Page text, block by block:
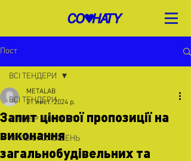
Пост
ВСІ ТЕНДЕРИ
ТЕНДЕР "КО-ХАТИ"
АРХІВ ОГОЛОШЕНЬ
ВСІ ТЕНДЕРИ
Запит цінової пропозиції на
виконання
загальнобудівельних та
METALAB
21 лист. 2024 р.